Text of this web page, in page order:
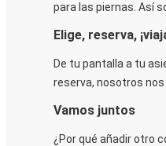
para las piernas. Así
Elige, reserva,
De tu pantalla a tu
reserva, nosotros
Vamos juntos
¿Por qué añadir otro